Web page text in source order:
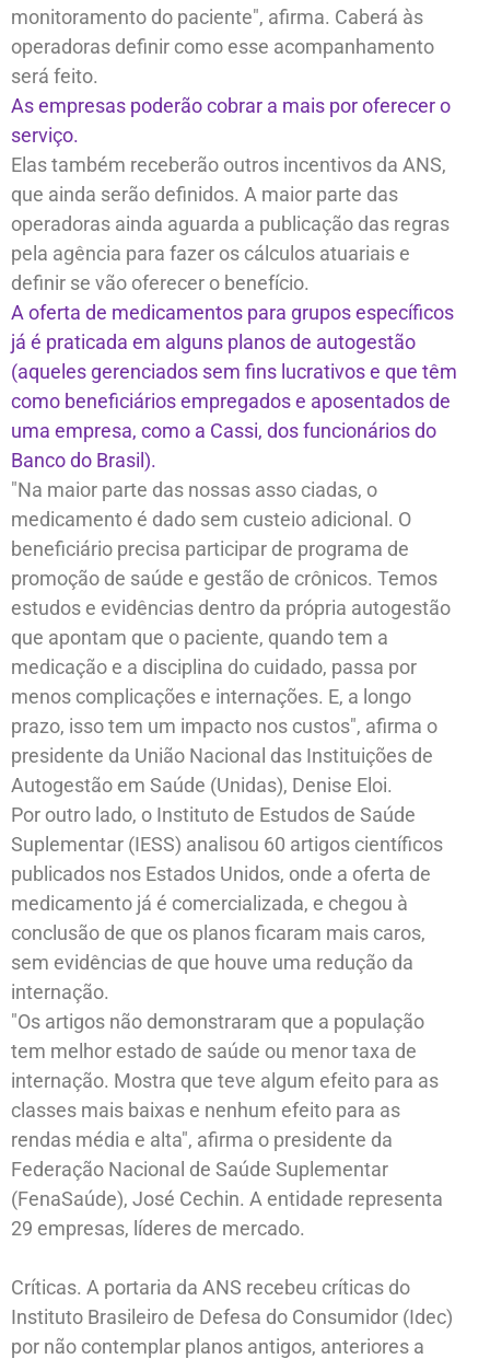
monitoramento do paciente", afirma. Caberá às
operadoras definir como esse acompanhamento
será feito.
As empresas poderão cobrar a mais por oferecer o
serviço.
Elas também receberão outros incentivos da ANS,
que ainda serão definidos. A maior parte das
operadoras ainda aguarda a publicação das regras
pela agência para fazer os cálculos atuariais e
definir se vão oferecer o benefício.
A oferta de medicamentos para grupos específicos
já é praticada em alguns planos de autogestão
(aqueles gerenciados sem fins lucrativos e que têm
como beneficiários empregados e aposentados de
uma empresa, como a Cassi, dos funcionários do
Banco do Brasil).
"Na maior parte das nossas asso ciadas, o
medicamento é dado sem custeio adicional. O
beneficiário precisa participar de programa de
promoção de saúde e gestão de crônicos. Temos
estudos e evidências dentro da própria autogestão
que apontam que o paciente, quando tem a
medicação e a disciplina do cuidado, passa por
menos complicações e internações. E, a longo
prazo, isso tem um impacto nos custos", afirma o
presidente da União Nacional das Instituições de
Autogestão em Saúde (Unidas), Denise Eloi.
Por outro lado, o Instituto de Estudos de Saúde
Suplementar (IESS) analisou 60 artigos científicos
publicados nos Estados Unidos, onde a oferta de
medicamento já é comercializada, e chegou à
conclusão de que os planos ficaram mais caros,
sem evidências de que houve uma redução da
internação.
"Os artigos não demonstraram que a população
tem melhor estado de saúde ou menor taxa de
internação. Mostra que teve algum efeito para as
classes mais baixas e nenhum efeito para as
rendas média e alta", afirma o presidente da
Federação Nacional de Saúde Suplementar
(FenaSaúde), José Cechin. A entidade representa
29 empresas, líderes de mercado.
Críticas. A portaria da ANS recebeu críticas do
Instituto Brasileiro de Defesa do Consumidor (Idec)
por não contemplar planos antigos, anteriores a